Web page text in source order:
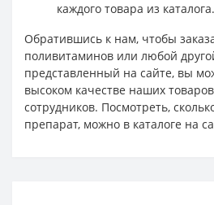
каждого товара из каталога.
Обратившись к нам, чтобы
поливитаминов или любой
представленный на сайте, вы
высоком качестве наших
сотрудников. Посмотреть,
препарат, можно в каталоге на